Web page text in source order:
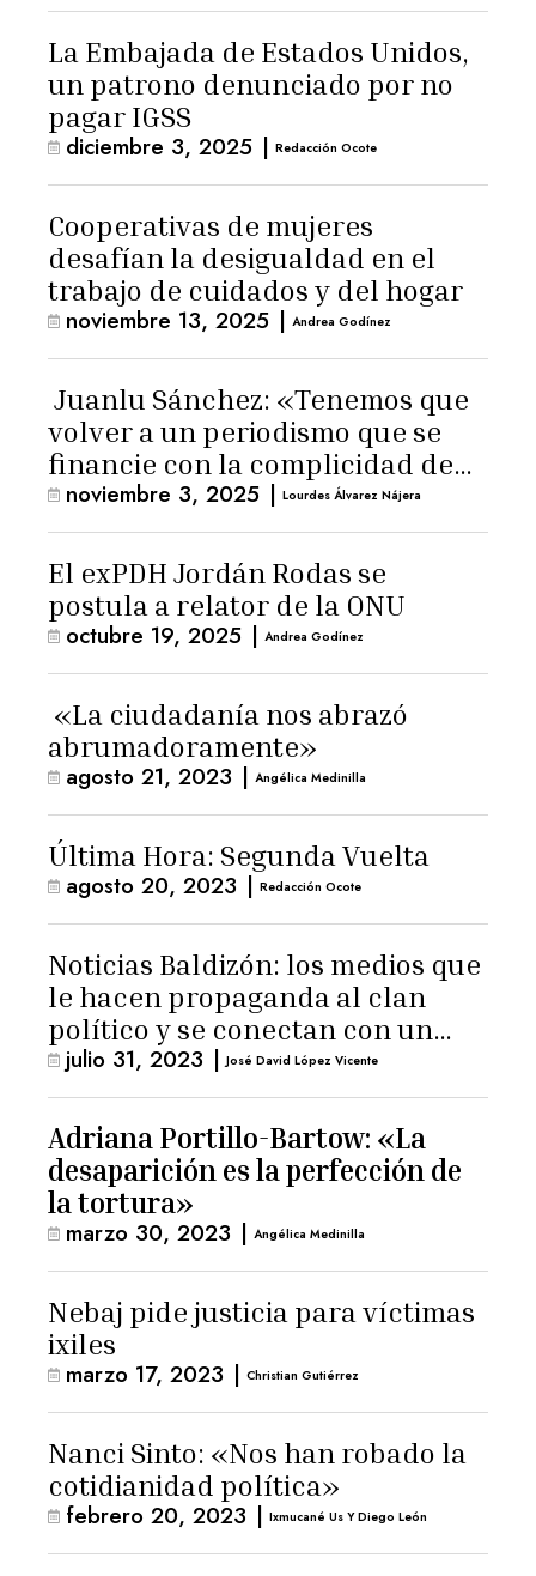
La Embajada de Estados Unidos,
un patrono denunciado por no
pagar IGSS
diciembre 3, 2025 | Redacción Ocote
Cooperativas de mujeres
desafían la desigualdad en el
trabajo de cuidados y del hogar
noviembre 13, 2025 | Andrea Godínez
Juanlu Sánchez: «Tenemos que
volver a un periodismo que se
financie con la complicidad de
los lectores»
noviembre 3, 2025 | Lourdes Álvarez Nájera
El exPDH Jordán Rodas se
postula a relator de la ONU
octubre 19, 2025 | Andrea Godínez
«La ciudadanía nos abrazó
abrumadoramente»
agosto 21, 2023 | Angélica Medinilla
Última Hora: Segunda Vuelta
agosto 20, 2023 | Redacción Ocote
Noticias Baldizón: los medios que
le hacen propaganda al clan
político y se conectan con un
hombre de confianza de
Giammattei
julio 31, 2023 | José David López Vicente
Adriana Portillo-Bartow: «La
desaparición es la perfección de
la tortura»
marzo 30, 2023 | Angélica Medinilla
Nebaj pide justicia para víctimas
ixiles
marzo 17, 2023 | Christian Gutiérrez
Nanci Sinto: «Nos han robado la
cotidianidad política»
febrero 20, 2023 | Ixmucané Us Y Diego León